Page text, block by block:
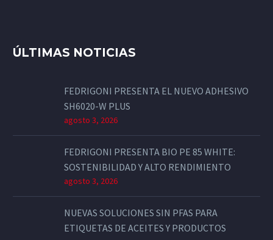
ÚLTIMAS NOTICIAS
FEDRIGONI PRESENTA EL NUEVO ADHESIVO
SH6020-W PLUS
agosto 3, 2026
FEDRIGONI PRESENTA BIO PE 85 WHITE:
SOSTENIBILIDAD Y ALTO RENDIMIENTO
agosto 3, 2026
NUEVAS SOLUCIONES SIN PFAS PARA
ETIQUETAS DE ACEITES Y PRODUCTOS